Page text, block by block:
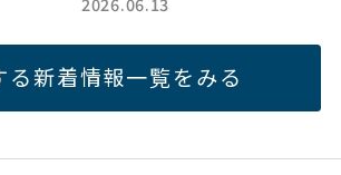
トドア幕張店へ！
る新着情報一覧をみる